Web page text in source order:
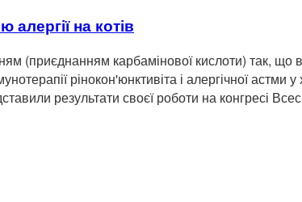
на котів
(приєднанням карбамінової кислоти) так,
рінокон'юнктивіта і алергічної астми
результати своєї роботи на конгресі